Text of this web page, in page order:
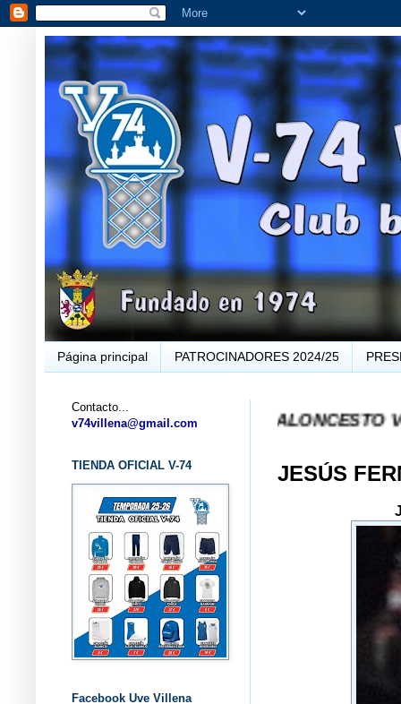
Página principal PATROCINADORES 2024/25
... CLUB BALONCESTO V-74
JESÚS
Contacto...
v74villena@gmail.com
TIENDA OFICIAL V-74
Facebook Uve Villena